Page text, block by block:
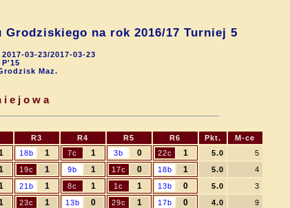
na rok 2016/17 Turniej 5
03-23/2017-03-23
Maz.
R3 R4 R5 R6 Pkt.
M-ce
18b 1 7c 1 3b 0 22c 1 5.0
5
19c 1 9b 1 17c 0 18b 1 5.0
4
21b 1 8c 1 1c 1 13b 0 5.0
3
23c 1 13b 0 29c 1 17b 0 4.0
9